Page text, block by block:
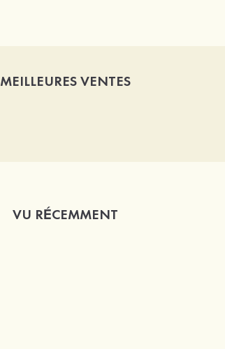
MEILLEURES VENTES
VU RÉCEMMENT